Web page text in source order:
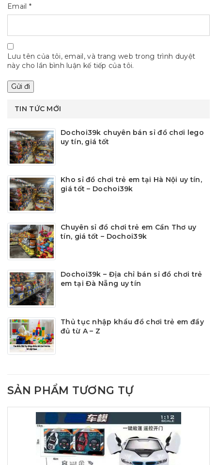
Email *
Lưu tên của tôi, email, và trang web trong trình duyệt
này cho lần bình luận kế tiếp của tôi.
TIN TỨC MỚI
Dochoi39k chuyên bán sỉ đồ chơi lego
uy tín, giá tốt
Kho sỉ đồ chơi trẻ em tại Hà Nội uy tín,
giá tốt – Dochoi39k
Chuyên sỉ đồ chơi trẻ em Cần Thơ uy
tín, giá tốt – Dochoi39k
Dochoi39k – Địa chỉ bán sỉ đồ chơi trẻ
em tại Đà Nẵng uy tín
Thủ tục nhập khẩu đồ chơi trẻ em đầy
đủ từ A – Z
SẢN PHẨM TƯƠNG TỰ